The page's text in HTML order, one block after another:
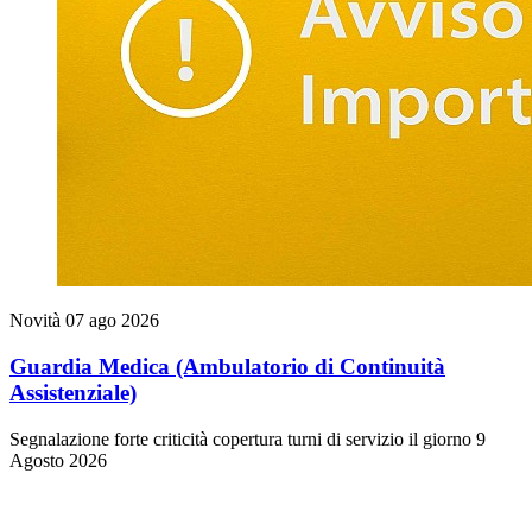
Novità 07 ago 2026
Guardia Medica (Ambulatorio di Continuità
Assistenziale)
Segnalazione forte criticità copertura turni di servizio il giorno 9
Agosto 2026